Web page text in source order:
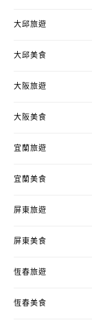
大邱旅遊
大邱美食
大阪旅遊
大阪美食
宜蘭旅遊
宜蘭美食
屏東旅遊
屏東美食
恆春旅遊
恆春美食